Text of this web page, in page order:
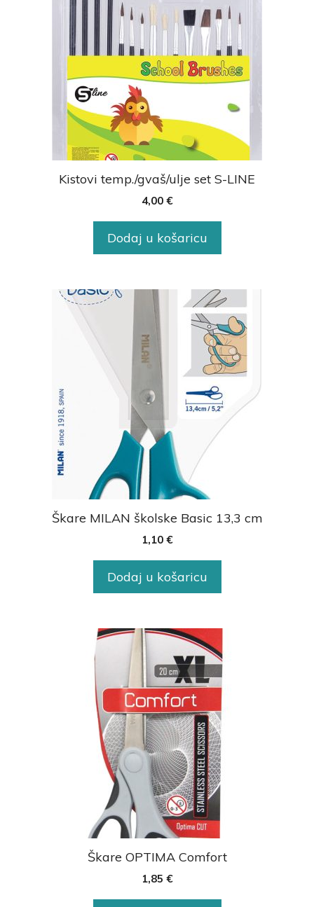
Kistovi temp./gvaš/ulje set S-LINE
4,00 €
Dodaj u košaricu
Škare MILAN školske Basic 13,3 cm
1,10 €
Dodaj u košaricu
Škare OPTIMA Comfort
1,85 €